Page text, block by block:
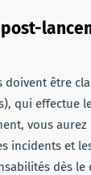
doivent être
qui effectue
vous
incidents et
dès le